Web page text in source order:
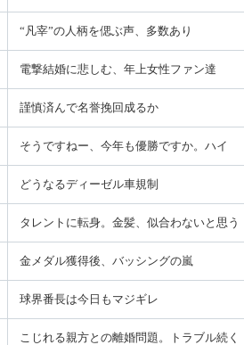
“凡宰”の人柄を偲ぶ声、多数あり
電撃結婚に悲しむ、年上女性ファン達
謹慎済んで名誉挽回成るか
そうですねー、今年も優勝ですか。ハイ
どうなるディーゼル車規制
タレントに転身。金髪、似合わないと思う
金メダル獲得後、バッシングの嵐
球界番長は今日もマジギレ
こじれる親方との離婚問題。トラブル続く